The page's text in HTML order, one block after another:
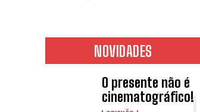
NOVIDADES
O presente não é
cinematográfico!